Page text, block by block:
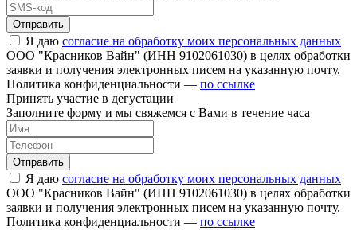
Отправить
Я даю согласие на обработку моих персональных данных
ООО "Красников Вайн" (ИНН 9102061030) в целях обработки
заявки и получения электронных писем на указанную почту.
Политика конфиденциальности — по ссылке
Принять участие в дегустации
Заполните форму и мы свяжемся с Вами в течение часа
Отправить
Я даю согласие на обработку моих персональных данных
ООО "Красников Вайн" (ИНН 9102061030) в целях обработки
заявки и получения электронных писем на указанную почту.
Политика конфиденциальности — по ссылке